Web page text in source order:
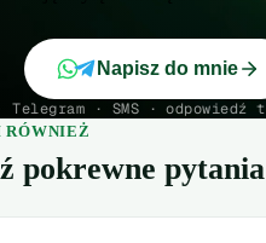
Napisz do mnie
Telegram · SMS · odpowiedź
pokrewne pytania